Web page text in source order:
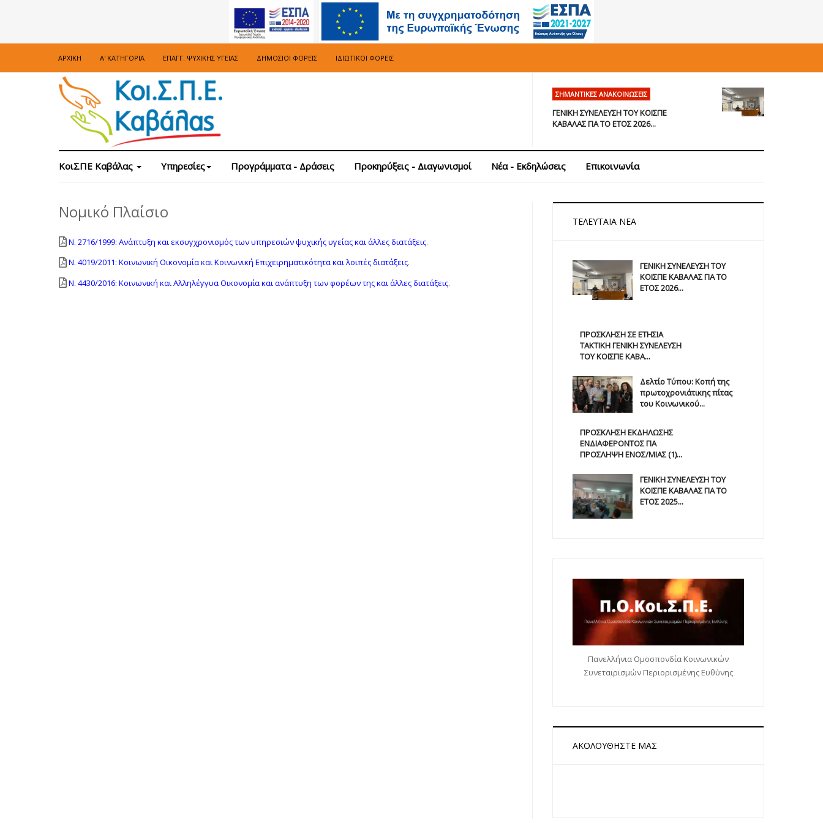
ΑΡΧΙΚΉ Α' ΚΑΤΗΓΟΡΊΑ ΕΠΑΓΓ. ΨΥΧΙΚΉΣ ΥΓΕΊΑΣ ΔΗΜΌΣΙΟΙ ΦΟΡΕΊΣ ΙΔΙΩΤΙΚΟΊ ΦΟΡΕΊΣ
ΣΗΜΑΝΤΙΚΈΣ ΑΝΑΚΟΙΝΏΣΕΙΣ
ΓΕΝΙΚΗ ΣΥΝΕΛΕΥΣΗ ΤΟΥ ΚΟΙΣΠΕ
ΚΑΒΑΛΑΣ ΓΙΑ ΤΟ ΕΤΟΣ 2026...
ΚοιΣΠΕ Καβάλας Υπηρεσίες Προγράμματα - Δράσεις Προκηρύξεις - Διαγωνισμοί Νέα - Εκδηλώσεις Επικοινωνία
Νομικό Πλαίσιο
N. 2716/1999: Ανάπτυξη και εκσυγχρονισμός των υπηρεσιών ψυχικής υγείας και άλλες διατάξεις.
Ν. 4019/2011: Κοινωνική Οικονομία και Κοινωνική Επιχειρηματικότητα και λοιπές διατάξεις.
Ν. 4430/2016: Κοινωνική και Αλληλέγγυα Οικονομία και ανάπτυξη των φορέων της και άλλες διατάξεις.
ΤΕΛΕΥΤΑΊΑ ΝΈΑ
ΓΕΝΙΚΗ ΣΥΝΕΛΕΥΣΗ ΤΟΥ
ΚΟΙΣΠΕ ΚΑΒΑΛΑΣ ΓΙΑ ΤΟ
ΕΤΟΣ 2026...
ΠΡΟΣΚΛΗΣΗ ΣΕ ΕΤΗΣΙΑ
TAKTIKH ΓΕΝΙΚΗ ΣΥΝΕΛΕΥΣΗ
ΤΟΥ ΚΟΙΣΠΕ ΚΑΒΑ...
Δελτίο Τύπου: Κοπή της
πρωτοχρονιάτικης πίτας
του Κοινωνικού...
ΠΡΟΣΚΛΗΣΗ ΕΚΔΗΛΩΣΗΣ
ΕΝΔΙΑΦΕΡΟΝΤΟΣ ΓΙΑ
ΠΡΟΣΛΗΨΗ ΕΝOΣ/ΜΙΑΣ (1)...
ΓΕΝΙΚΗ ΣΥΝΕΛΕΥΣΗ ΤΟΥ
ΚΟΙΣΠΕ ΚΑΒΑΛΑΣ ΓΙΑ ΤΟ
ΕΤΟΣ 2025...
Πανελλήνια Ομοσπονδία Κοινωνικών
Συνεταιρισμών Περιορισμένης Ευθύνης
ΑΚΟΛΟΥΘΉΣΤΕ ΜΑΣ